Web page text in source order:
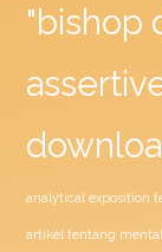
"bishop
analytical exposition
artikel tentang